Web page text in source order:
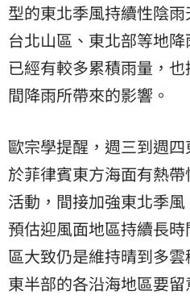
型的東北季風持續性陰雨
台北山區、東北部等地
已經有較多累積雨量，
間降雨所帶來的影響。
歐宗學提醒，週三到週
於菲律賓東方海面有熱
活動，間接加強東北季風
預估迎風面地區持續長
區大致仍是維持晴到多
東半部的各沿海地區要留